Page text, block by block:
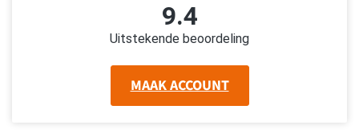
9.4
Uitstekende beoordeling
MAAK ACCOUNT